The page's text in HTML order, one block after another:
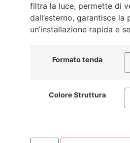
filtra la luce, permette di
dall’esterno, garantisce
un’installazione rapida e
Formato tenda
Colore Struttura